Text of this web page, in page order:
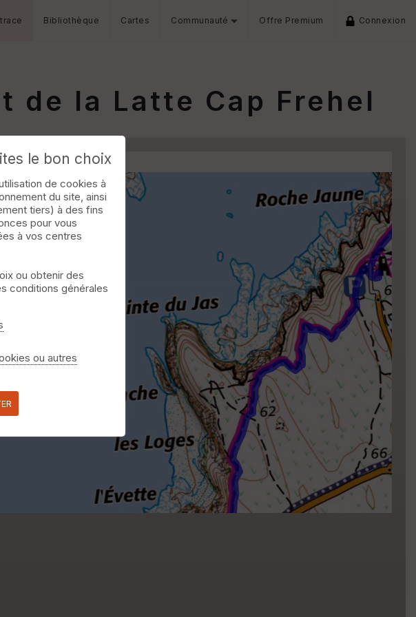
Bibliothèque Cartes Communauté Offre Premium Connexion
de la Latte Cap Frehel
le bon choix
de cookies à
du site, ainsi
tiers) à des fins
pour vous
à vos centres
ou obtenir des
conditions générales
ou autres